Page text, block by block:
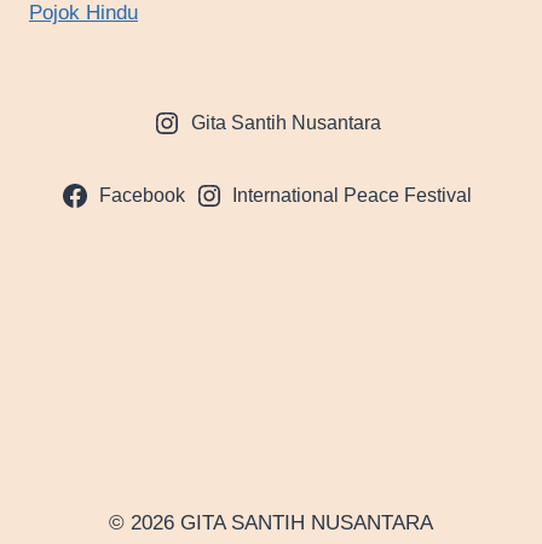
Pojok Hindu
Gita Santih Nusantara
Facebook International Peace Festival
© 2026 GITA SANTIH NUSANTARA